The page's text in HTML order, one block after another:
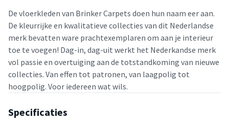
De vloerkleden van Brinker Carpets doen hun naam eer aan.
De kleurrijke en kwalitatieve collecties van dit Nederlandse
merk bevatten ware prachtexemplaren om aan je interieur
toe te voegen! Dag-in, dag-uit werkt het Nederkandse merk
vol passie en overtuiging aan de totstandkoming van nieuwe
collecties. Van effen tot patronen, van laagpolig tot
hoogpolig. Voor iedereen wat wils.
Specificaties